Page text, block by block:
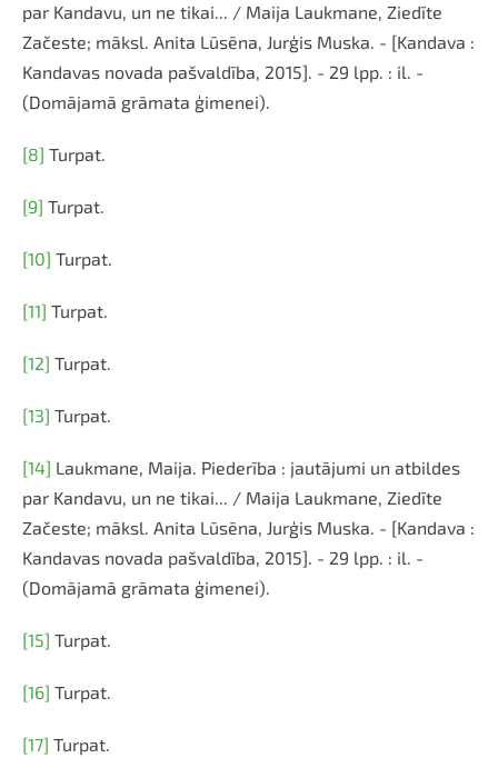
par Kandavu, un ne tikai... / Maija Laukmane, Ziedīte
Začeste; māksl. Anita Lūsēna, Jurģis Muska. - [Kandava :
Kandavas novada pašvaldība, 2015]. - 29 lpp. : il. -
(Domājamā grāmata ģimenei).
[8] Turpat.
[9] Turpat.
[10] Turpat.
[11] Turpat.
[12] Turpat.
[13] Turpat.
[14] Laukmane, Maija. Piederība : jautājumi un atbildes
par Kandavu, un ne tikai... / Maija Laukmane, Ziedīte
Začeste; māksl. Anita Lūsēna, Jurģis Muska. - [Kandava :
Kandavas novada pašvaldība, 2015]. - 29 lpp. : il. -
(Domājamā grāmata ģimenei).
[15] Turpat.
[16] Turpat.
[17] Turpat.